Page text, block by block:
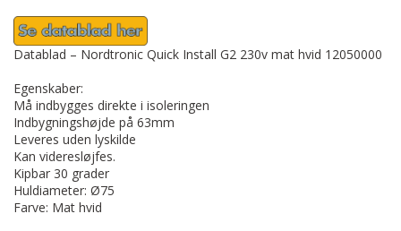
Datablad – Nordtronic Quick Install G2 230v mat hvid 12050000
Egenskaber:
Må indbygges direkte i isoleringen
Indbygningshøjde på 63mm
Leveres uden lyskilde
Kan videresløjfes.
Kipbar 30 grader
Huldiameter: Ø75
Farve: Mat hvid